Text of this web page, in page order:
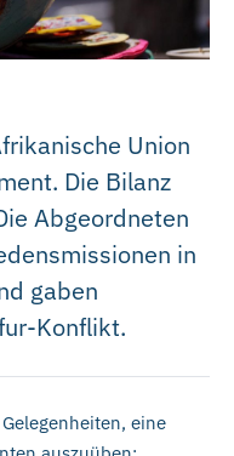
Union
Die Bilanz
Abgeordneten
in
gaben
Konflikt.
eine